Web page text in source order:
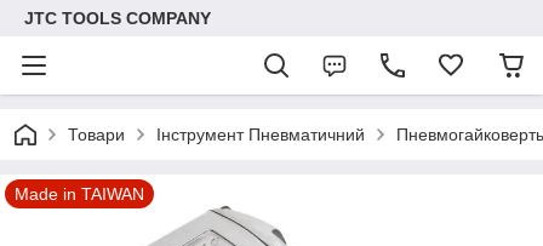
JTC TOOLS COMPANY
Товари Інструмент Пневматичний
Made in TAIWAN